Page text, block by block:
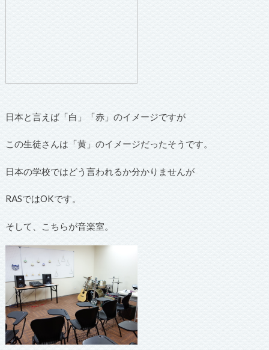
日本と言えば「白」「赤」のイメージですが
この生徒さんは「黄」のイメージだったそうです。
日本の学校ではどう言われるか分かりませんが
RASではOKです。
そして、こちらが音楽室。